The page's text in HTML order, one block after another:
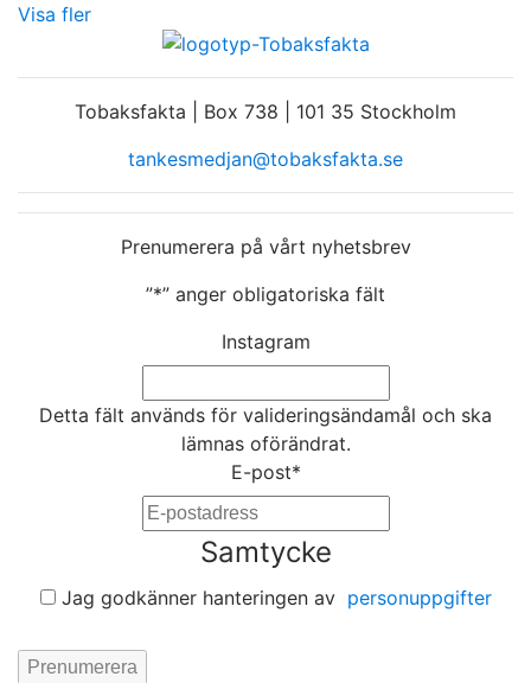
Visa fler
Tobaksfakta | Box 738 | 101 35 Stockholm
tankesmedjan@tobaksfakta.se
Prenumerera på vårt nyhetsbrev
”*” anger obligatoriska fält
Instagram
Detta fält används för valideringsändamål och ska
lämnas oförändrat.
E-post*
Samtycke
Jag godkänner hanteringen av personuppgifter